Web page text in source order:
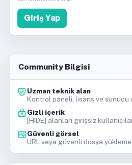
Giriş Yap
Community Bilgisi
Uzman teknik alan
Kontrol paneli, lisans ve sunucu
Gizli içerik
[HIDE] alanları girişsiz
Güvenli görsel
URL veya güvenli dosya